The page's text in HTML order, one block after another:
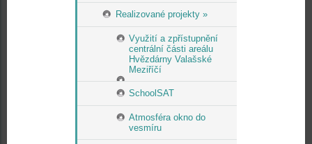
Realizované projekty »
Využití a zpřístupnění
centrální části areálu
Hvězdárny Valašské
Meziříčí
SchoolSAT
Atmosféra okno do
vesmíru